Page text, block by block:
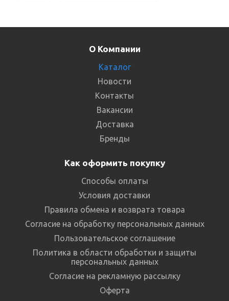
О Компании
Каталог
Новости
Контакты
Вакансии
Доставка
Бренды
Как оформить покупку
Способы оплаты
Условия доставки
Правила обмена и возврата товара
Согласие на обработку персональных данных
Пользовательское соглашение
Политика в области обработки и защиты
персональных данных
Согласие на рекламную рассылку
Оферта